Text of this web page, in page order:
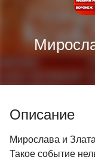
Описание
Мирослава и
Такое событие